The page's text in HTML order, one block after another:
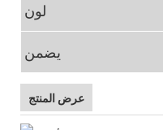
لون
يضمن
عرض المنتج